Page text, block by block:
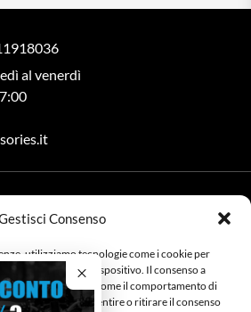
Consenso
utilizziamo tecnologie come i cookie per
informazioni del dispositivo. Il consenso a
di elaborare dati come il comportamento di
sito. Non acconsentire o ritirare il consenso
al venerdì